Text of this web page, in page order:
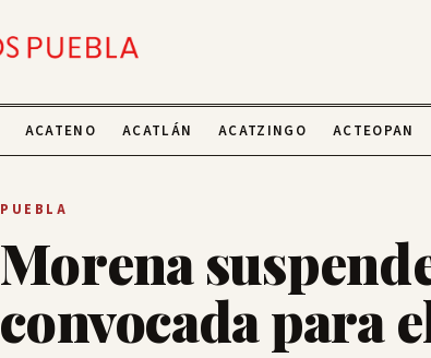
ACATENO ACATLÁN ACATZINGO ACTEOPAN
PUEBLA
Morena
convocada para